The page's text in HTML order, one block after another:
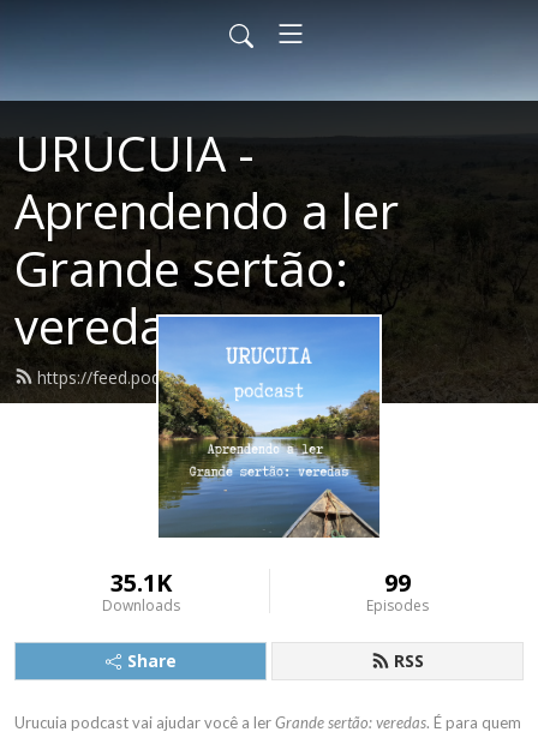
URUCUIA -
Aprendendo a ler
Grande sertão:
veredas
https://feed.podbean.com/urucuia/feed.xml
35.1K
Downloads
99
Episodes
Share RSS
Urucuia podcast vai ajudar você a lerGrande sertão: veredas. É para quem